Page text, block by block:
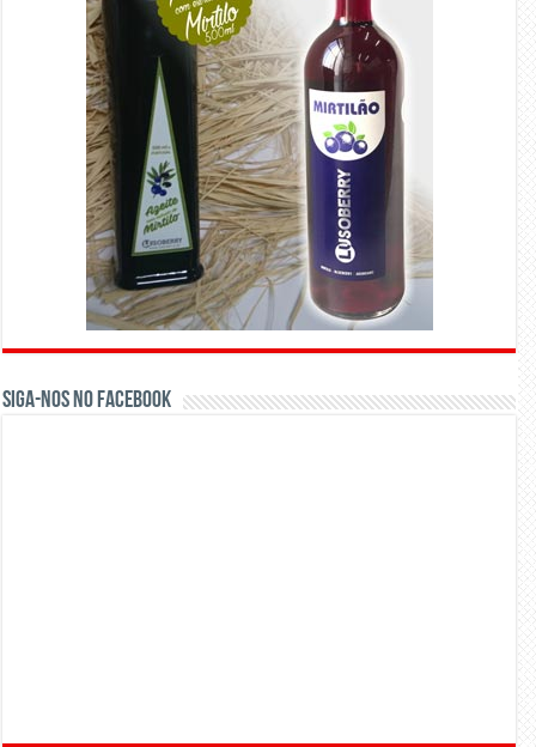
Siga-nos no Facebook